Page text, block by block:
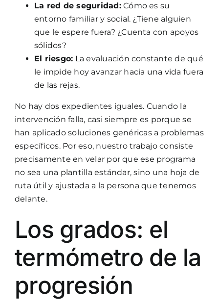
La red de seguridad:Cómo es su
entorno familiar y social. ¿Tiene alguien
que le espere fuera? ¿Cuenta con apoyos
sólidos?
El riesgo: La evaluación constante de qué
le impide hoy avanzar hacia una vida fuera
de las rejas.
No hay dos expedientes iguales. Cuando la
intervención falla, casi siempre es porque se
han aplicado soluciones genéricas a problemas
específicos. Por eso, nuestro trabajo consiste
precisamente en velar por que ese programa
no sea una plantilla estándar, sino una hoja de
ruta útil y ajustada a la persona que tenemos
delante.
Los grados: el
termómetro de la
progresión